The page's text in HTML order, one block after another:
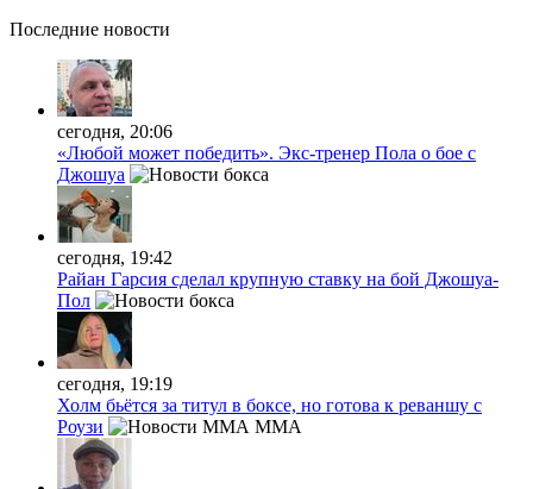
Последние новости
сегодня, 20:06
«Любой может победить». Экс-тренер Пола о бое с
Джошуа
сегодня, 19:42
Райан Гарсия сделал крупную ставку на бой Джошуа-
Пол
сегодня, 19:19
Холм бьётся за титул в боксе, но готова к реваншу с
Роузи
MMA